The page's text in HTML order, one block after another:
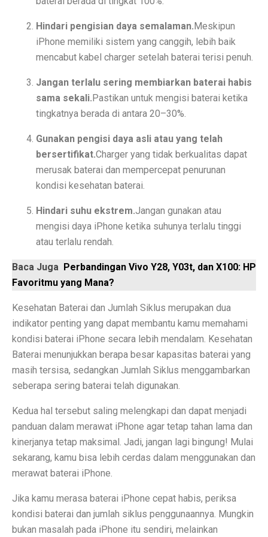
Bantuan Stimulus untuk Tingkatkan Ekonomi di Atas
Membangun Ekosistem Zakat untuk Kemakmuran
Sidang Korupsi Kredit Fiktif Bank Jatim: Khofifah
Harga Saham COIN Melonjak 3.000% Sejak IPO,
Tok, DPR Setujui Perubahan UU, Kementerian BUMN
Pengusaha Diminta Ikut Perkuat Restorasi Gambut di
Ramalan Zodiak Aries dan Taurus 2 Oktober 2025:
Asuransi Kaltim-Kaltara Mengalami Kontraksi, Literasi
Psikiater Tidak Cocok? Ini Tanda Kamu Butuh
Prakiraan Cuaca Palembang Hari Ini, Hujan Siang Hari
7 Shio yang Jalannya Kaya Terbuka, Mulai 3 Oktober
5 Fakta Menarik Sejarah Kota Boston, Pusat Revolusi
Adu Sengit Grup Astra, Triputra & Saratoga dalam
50 Ucapan Selamat Hari Batik Nasional 2025 yang
Film Rangga & Cinta, Kebangkitan Ada Apa Dengan
Kisah Cinta Enzy Storia dan Suami Diplomat yang
Sinopsis Film Spotlight 2015: Kekuatan Jurnalisme
Sinopsis Film Stand By Me (1986): Persahabatan,
Sinopsis Film Boyhood: Perjalanan dari Anak Kecil ke
Hindari pengisian daya semalaman. Meskipun
iPhone memiliki sistem yang canggih, lebih baik
mencabut kabel charger setelah baterai terisi penuh.
Jangan terlalu sering membiarkan baterai habis
sama sekali. Pastikan untuk mengisi baterai ketika
tingkatnya berada di antara 20–30%.
Gunakan pengisi daya asli atau yang telah
bersertifikat.Charger yang tidak berkualitas dapat
merusak baterai dan mempercepat penurunan
kondisi kesehatan baterai.
Hindari suhu ekstrem.Jangan gunakan atau
mengisi daya iPhone ketika suhunya terlalu tinggi
atau terlalu rendah.
Baca Juga Perbandingan Vivo Y28, Y03t, dan X100: HP
Favoritmu yang Mana?
Kesehatan Baterai dan Jumlah Siklus merupakan dua
indikator penting yang dapat membantu kamu memahami
kondisi baterai iPhone secara lebih mendalam. Kesehatan
Baterai menunjukkan berapa besar kapasitas baterai yang
masih tersisa, sedangkan Jumlah Siklus menggambarkan
seberapa sering baterai telah digunakan.
Kedua hal tersebut saling melengkapi dan dapat menjadi
panduan dalam merawat iPhone agar tetap tahan lama dan
kinerjanya tetap maksimal. Jadi, jangan lagi bingung! Mulai
sekarang, kamu bisa lebih cerdas dalam menggunakan dan
merawat baterai iPhone.
Jika kamu merasa baterai iPhone cepat habis, periksa
kondisi baterai dan jumlah siklus penggunaannya. Mungkin
bukan masalah pada iPhone itu sendiri, melainkan